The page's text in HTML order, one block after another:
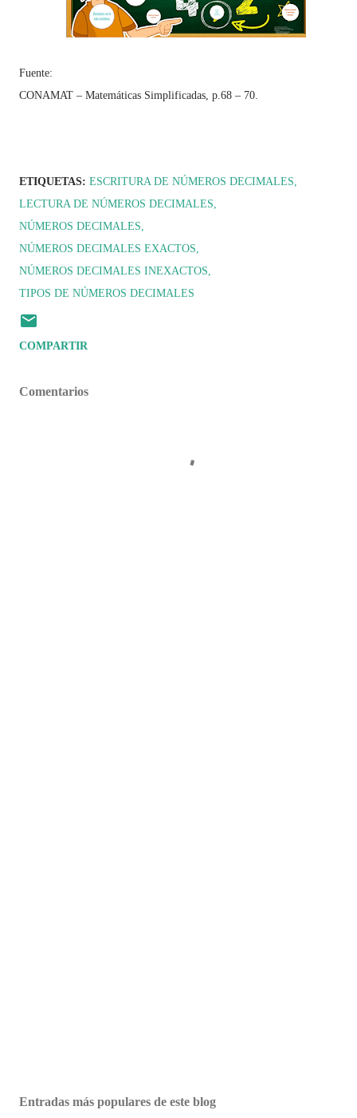
Fuente:
CONAMAT – Matemáticas Simplificadas, p.68 – 70.
ETIQUETAS: ESCRITURA DE NÚMEROS DECIMALES
LECTURA DE NÚMEROS DECIMALES
NÚMEROS DECIMALES
NÚMEROS DECIMALES EXACTOS
NÚMEROS DECIMALES INEXACTOS
TIPOS DE NÚMEROS DECIMALES
COMPARTIR
Comentarios
Entradas más populares de este blog